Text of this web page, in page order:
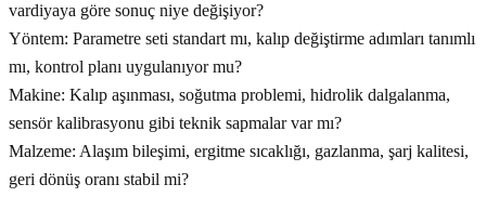
vardiyaya göre sonuç niye değişiyor?
Yöntem: Parametre seti standart mı, kalıp değiştirme adımları tanımlı
mı, kontrol planı uygulanıyor mu?
Makine: Kalıp aşınması, soğutma problemi, hidrolik dalgalanma,
sensör kalibrasyonu gibi teknik sapmalar var mı?
Malzeme: Alaşım bileşimi, ergitme sıcaklığı, gazlanma, şarj kalitesi,
geri dönüş oranı stabil mi?